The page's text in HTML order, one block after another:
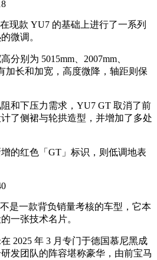
现款 YU7 的基础上进行了一系列
微调。
分别为 5015mm、2007mm、
加长和加宽，高度微降，轴距则保
和下压力需求，YU7 GT 取消了前
了侧裙与轮拱造型，并增加了多处
的红色「GT」标识，则低调地表
是一款背负销量考核的车型，它本
一张技术名片。
2025 年 3 月专门于德国慕尼黑成
发团队的阵容堪称豪华，由前宝马